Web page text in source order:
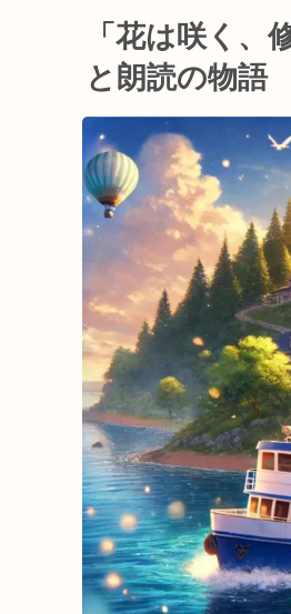
「花は咲く、
と朗読の物語